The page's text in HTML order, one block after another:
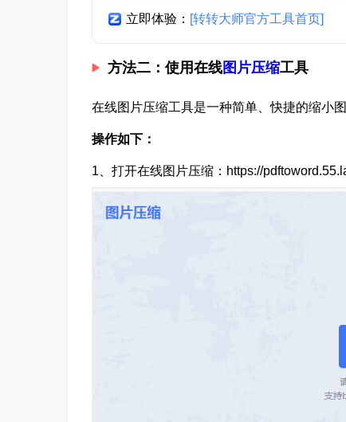
立即体验： [转转大师官方工具首页]
方法二：使用在线图片压缩工具
在线图片压缩工具是一种简单、快捷的缩小
操作如下：
1、打开在线图片压缩：https://